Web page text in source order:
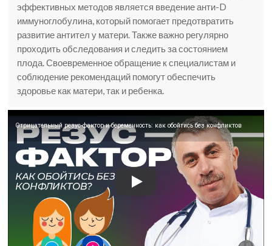
эффективных методов является введение анти-D
иммуноглобулина, который помогает предотвратить
развитие антител у матери. Также важно регулярно
проходить обследования и следить за состоянием
плода. Своевременное обращение к специалистам и
соблюдение рекомендаций помогут обеспечить
здоровье как матери, так и ребенка.
Отрицательный резус-фактор и беременность: как обойтись без конфликтов